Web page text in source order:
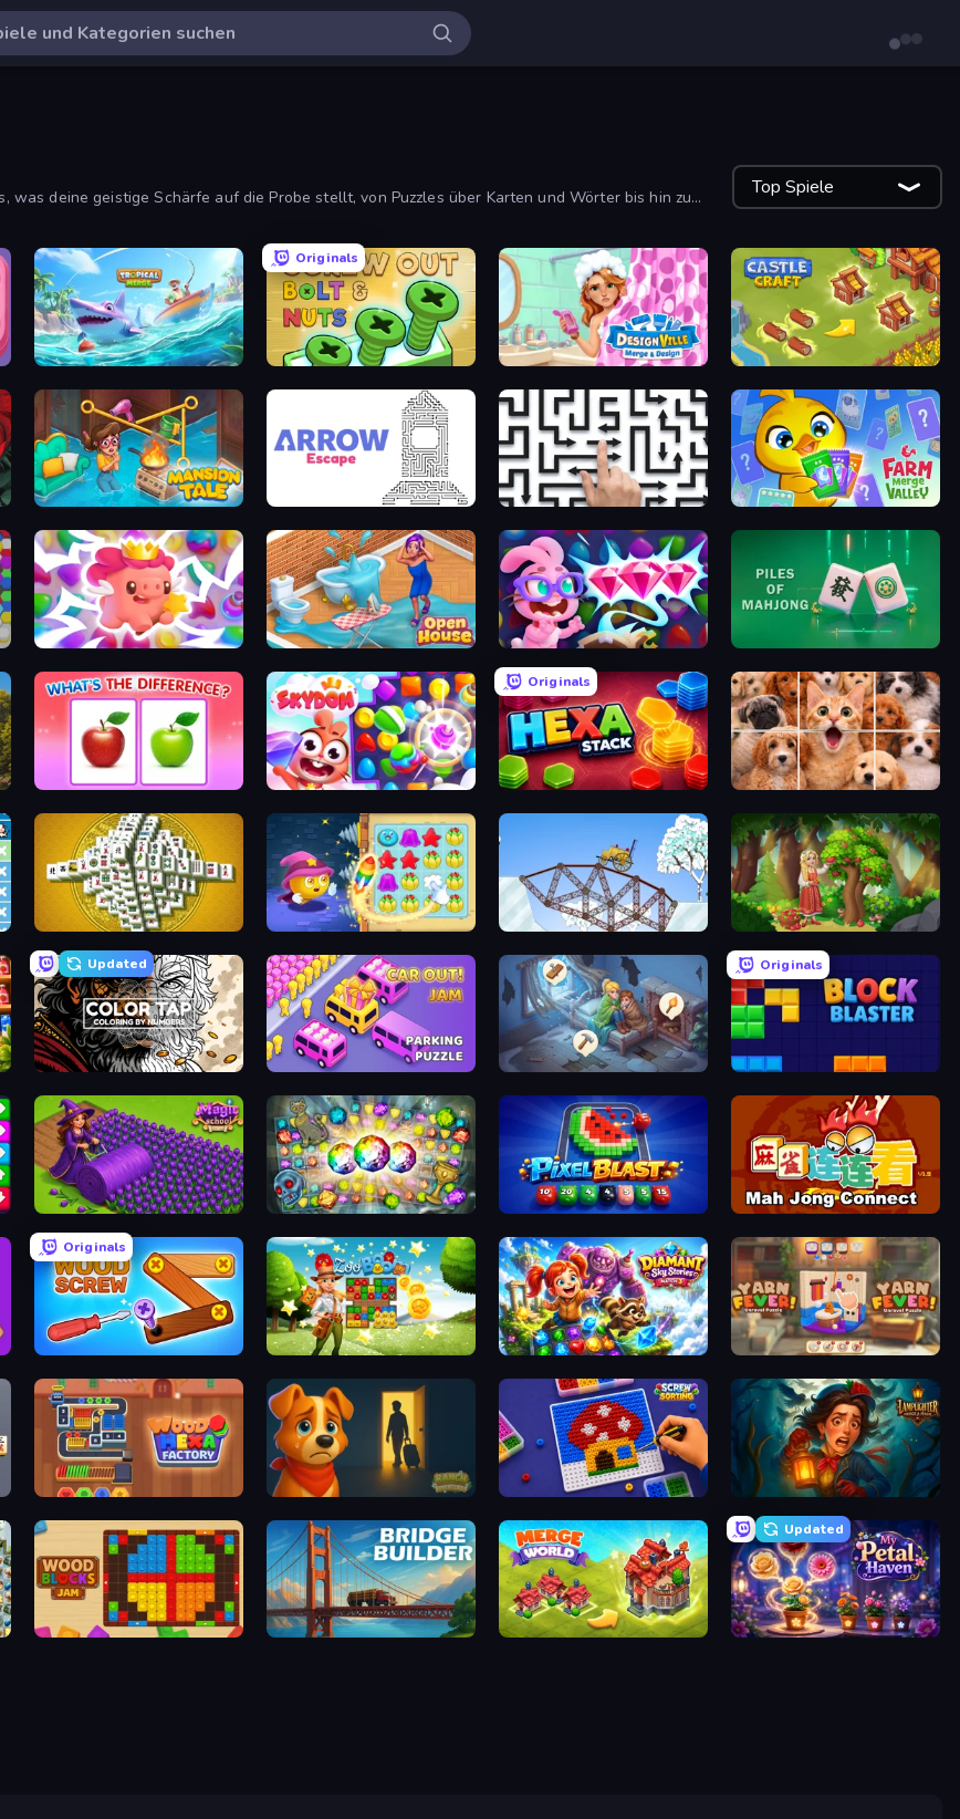
was deine geistige Schärfe auf die Probe stellt, von Puzzles über Karten und Wörter bis hin zu
Top Spiele
Tropical Merge
Originals
Screw Out: Bolts and Nuts Designville: Merge & Design Castle Craft
Mansion Tale: Merge Secrets Arrow Escape: Puzzle Farm Merge Valley
Match Arena Open House Skydom: Reforged Piles of Mahjong
What's The Difference? Skydom
Originals
Hexa Stack Jigpic Solitaire
Mahjong Tower Candy Riddles Railway Bridge Northern Merge
Updated
Color Tap: Coloring by Numbers Car OUT! Jam Parking Puzzle Merge Haven
Originals
Block Blaster
Magic School Forgotten Treasure 2 Pixel Blast Mahjong Connect (Legacy)
Originals
Wood Screw: Bolts Puzzle Zoo Boom Diamant: Sky Stories Match 3 Yarn Fever! Unravel Puzzle
Wood Hexa Factory! Ranch Adventures Screw Sorting Lamplighter: Merge & Magic
Wood Blocks Jam Bridge Builder Merge World
Updated
My Petal Haven